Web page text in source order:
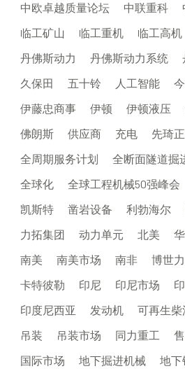
中欧卓越质量论坛
中联重科
临工矿山
临工重机 临工高机
丹佛斯动力
丹佛斯动力系统
久保田
五十铃 人工智能
伊藤忠商事
伊顿 伊顿液压
佛朗斯
供应商 充电
先琦
全周期服务计划
全断面隧道掘
全球化
全球工程机械50强峰会
凯斯特
凿岩设备 利勃海尔
力拓集团
动力单元 北美
南美
南美市场 南非 博世
卡特彼勒
印尼 印尼市场
印度尼西亚
发动机 可再生柴
吊装
吊装市场 同力重工
国际市场
地下掘进机械
地下